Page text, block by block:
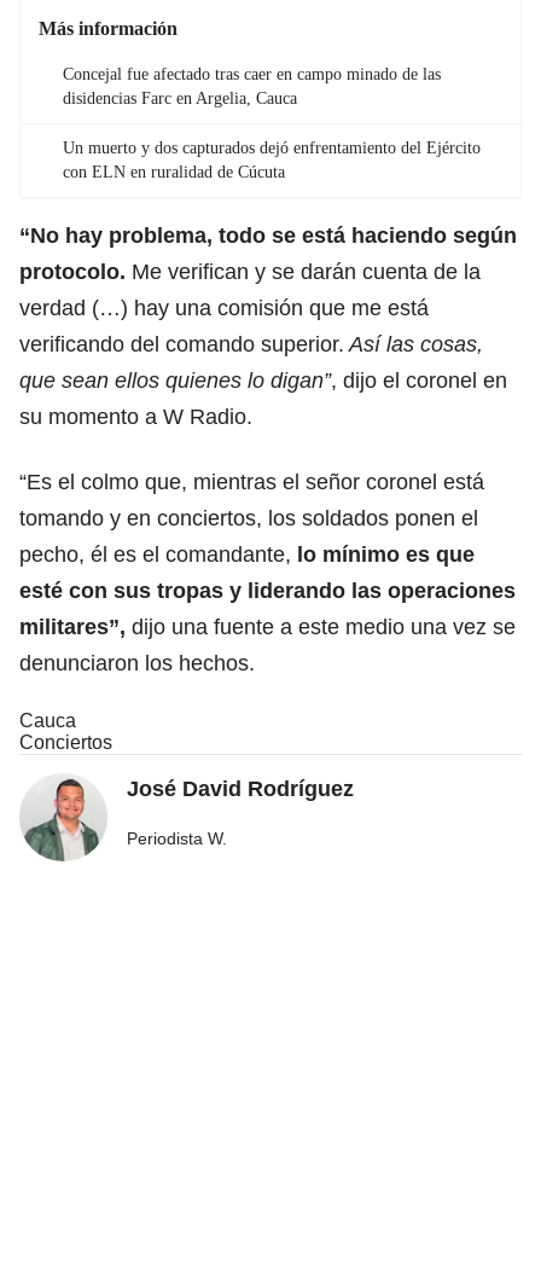
Más información
Concejal fue afectado tras caer en campo minado de las
disidencias Farc en Argelia, Cauca
Un muerto y dos capturados dejó enfrentamiento del Ejército
con ELN en ruralidad de Cúcuta
“No hay problema, todo se está haciendo según
protocolo. Me verifican y se darán cuenta de la
verdad (…) hay una comisión que me está
verificando del comando superior. Así las cosas,
que sean ellos quienes lo digan”, dijo el coronel en
su momento a W Radio.
“Es el colmo que, mientras el señor coronel está
tomando y en conciertos, los soldados ponen el
pecho, él es el comandante, lo mínimo es que
esté con sus tropas y liderando las operaciones
militares”, dijo una fuente a este medio una vez se
denunciaron los hechos.
Cauca
Conciertos
José David Rodríguez
Periodista W.